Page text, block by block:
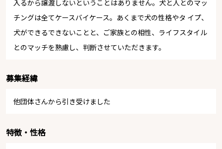
入るから譲渡しないということはありません。犬と人とのマッ
チングは全てケースバイケース。あくまで犬の性格やタ イプ、
犬ができるできないことと、ご家族との相性、ライフスタイル
とのマッチを熟慮し、判断させていただきます。
募集経緯
他団体さんから引き受けました
特徴・性格